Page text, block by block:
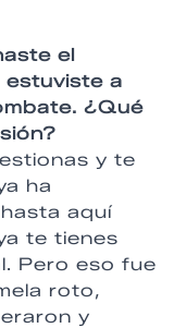
el
estuviste a
¿Qué
y te
ha
aquí
te tienes
Pero eso fue
roto,
y